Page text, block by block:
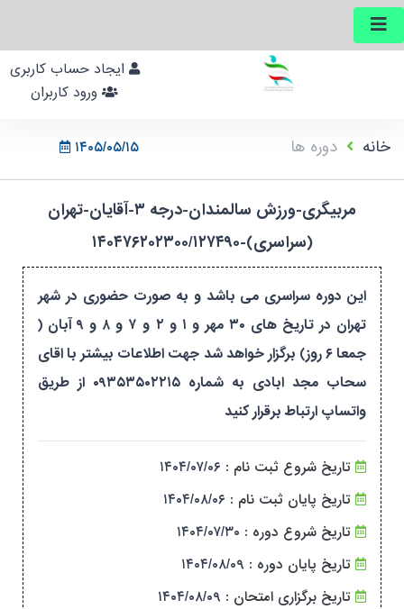
۱۴۰۵/۰۵/۱۵ خانه دوره ها
مربیگری-ورزش سالمندان-درجه ۳-آقایان-تهران
(سراسری)-۱۴۰۴۷۶۲۰۲۳۰۰/۱۲۷۴۹۰
این دوره سراسری می باشد و به صورت حضوری در شهر
تهران در تاریخ های ۳۰ مهر و ۱ و ۲ و ۷ و ۸ و ۹ آبان (
جمعا ۶ روز) برگزار خواهد شد جهت اطلاعات بیشتر با اقای
سحاب مجد ابادی به شماره ۰۹۳۵۳۵۰۲۲۱۵ از طریق
واتساپ ارتباط برقرار کنید
تاریخ شروع ثبت نام : ۱۴۰۴/۰۷/۰۶
تاریخ پایان ثبت نام : ۱۴۰۴/۰۸/۰۶
تاریخ شروع دوره : ۱۴۰۴/۰۷/۳۰
تاریخ پایان دوره : ۱۴۰۴/۰۸/۰۹
تاریخ برگزاری امتحان : ۱۴۰۴/۰۸/۰۹